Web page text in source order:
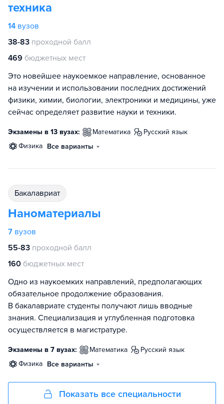
техника
14 вузов
38-83 проходной балл
469 бюджетных мест
Это новейшее наукоемкое направление, основанное
на изучении и использовании последних достижений
физики, химии, биологии, электроники и медицины, уже
сейчас определяет развитие науки и техники.
Экзамены в 13 вузах: математика
русский язык
физика Все варианты
бакалавриат
Наноматериалы
7 вузов
55-83 проходной балл
160 бюджетных мест
Одно из наукоемких направлений, предполагающих
обязательное продолжение образования.
В бакалавриате студенты получают лишь вводные
знания. Специализация и углубленная подготовка
осуществляется в магистратуре.
Экзамены в 7 вузах: математика
русский язык
физика Все варианты
Показать все специальности